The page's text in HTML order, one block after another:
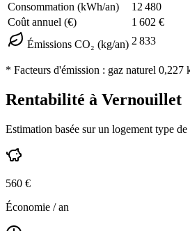
Consommation (kWh/an)
12 480
Coût annuel (€)
1 602 €
Émissions CO₂ (kg/an) 2 833
* Facteurs d'émission : gaz naturel 0,227
Rentabilité à Vernouillet
Estimation basée sur un logement type de
560 €
Économie / an